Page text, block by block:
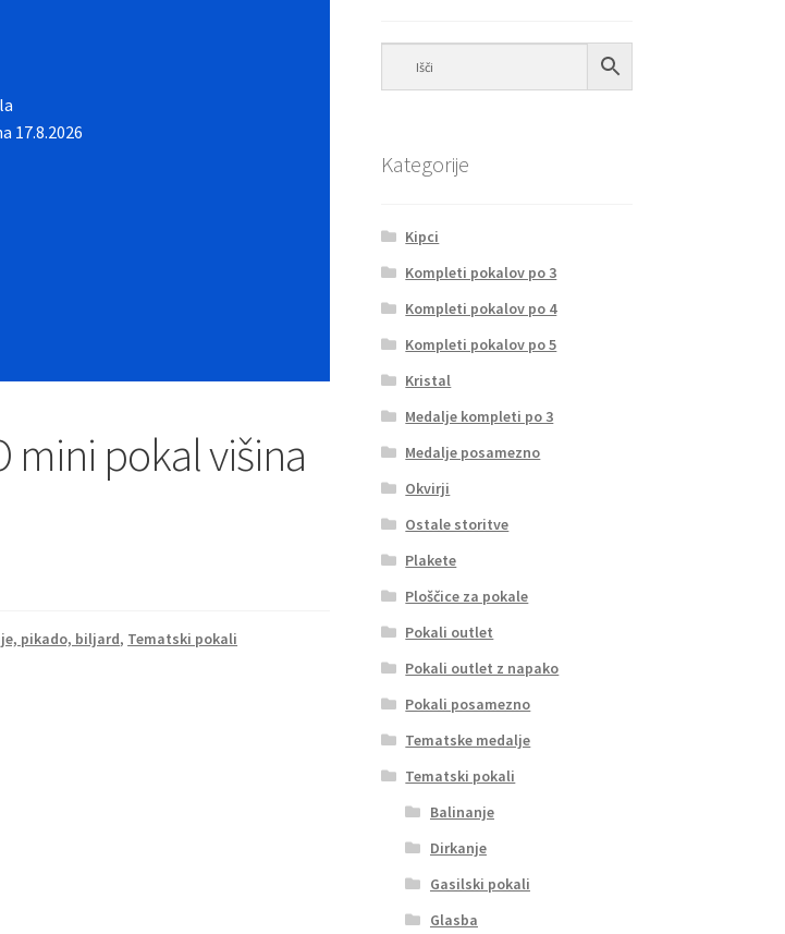
17.8.2026
mini pokal višina
pikado, biljard, Tematski pokali
Kategorije
Kipci
Kompleti pokalov po 3
Kompleti pokalov po 4
Kompleti pokalov po 5
Kristal
Medalje kompleti po 3
Medalje posamezno
Okvirji
Ostale storitve
Plakete
Ploščice za pokale
Pokali outlet
Pokali outlet z napako
Pokali posamezno
Tematske medalje
Tematski pokali
Balinanje
Dirkanje
Gasilski pokali
Glasba